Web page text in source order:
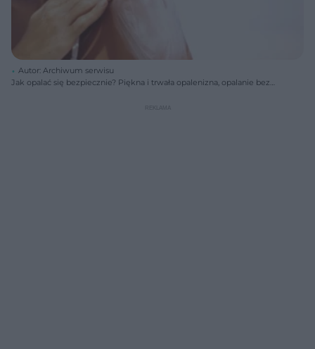
Autor: Archiwum serwisu
Jak opalać się bezpiecznie? Piękna i trwała opalenizna, opalanie bez